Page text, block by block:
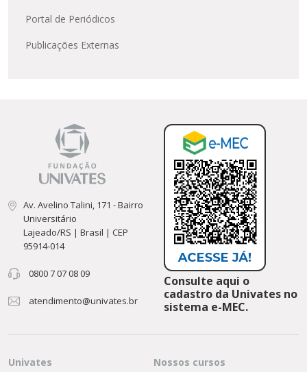
Portal de Periódicos
Publicações Externas
Av. Avelino Talini, 171 - Bairro
Universitário
Lajeado/RS | Brasil | CEP
95914-014
0800 7 07 08 09
atendimento@univates.br
Consulte aqui o
cadastro da Univates no
sistema e-MEC.
Univates Nossos cursos